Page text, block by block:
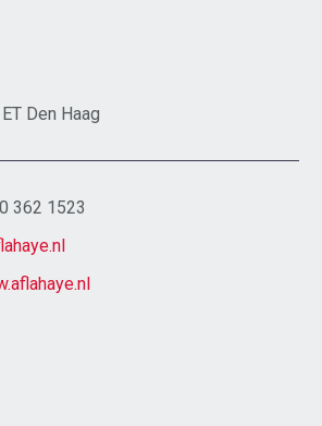
Den Haag
362 1523